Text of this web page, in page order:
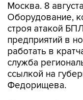
Москва. 8
Оборудование,
строя атакой
предприятий в
работать в
служба
ссылкой на
Федорищева.